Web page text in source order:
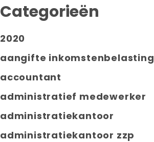
Categorieën
2020
aangifte inkomstenbelasting
accountant
administratief medewerker
administratiekantoor
administratiekantoor zzp